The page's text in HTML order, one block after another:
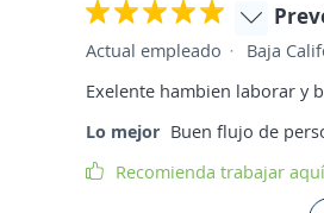
Actual empleado Baja
Exelente hambien laborar y
Lo mejor Buen flujo de
Recomienda trabajar aquí